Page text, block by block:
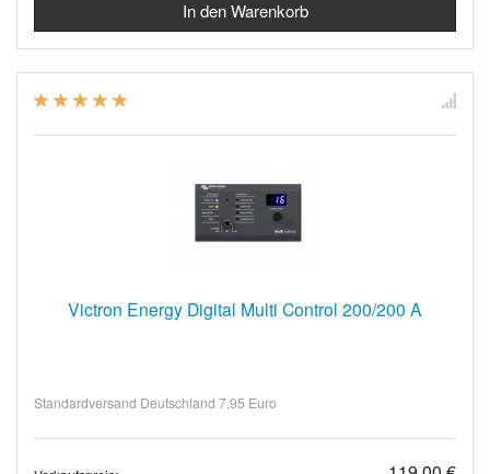
Victron Energy Digital Multi Control 200/200 A
Standardversand Deutschland 7,95 Euro